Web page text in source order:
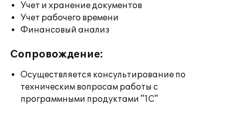
Учет и хранение документов
Учет рабочего времени
Финансовый анализ
Сопровождение:
Осуществляется консультирование по
техническим вопросам работы с
программными продуктами "1С"